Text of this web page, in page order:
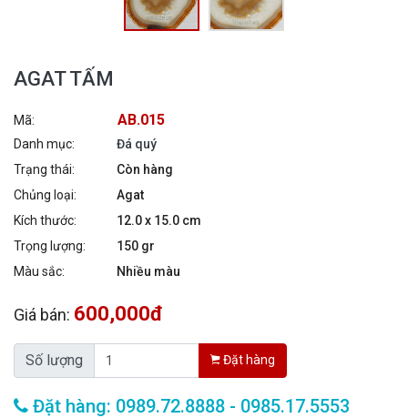
AGAT TẤM
Mã: AB.015
Danh mục:
Đá quý
Trạng thái:
Còn hàng
Chủng loại:
Agat
Kích thước:
12.0 x 15.0 cm
Trọng lượng:
150 gr
Màu sắc:
Nhiều màu
Giá bán: 600,000đ
Số lượng Đặt hàng
Đặt hàng: 0989.72.8888 - 0985.17.5553